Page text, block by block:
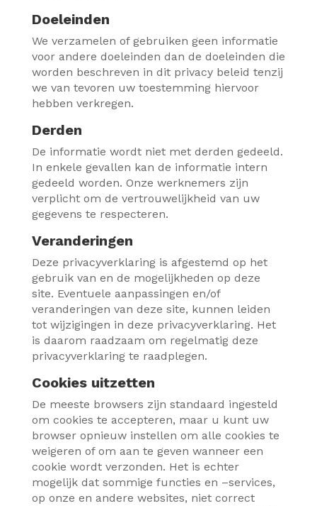
Doeleinden
We verzamelen of gebruiken geen informatie
voor andere doeleinden dan de doeleinden die
worden beschreven in dit privacy beleid tenzij
we van tevoren uw toestemming hiervoor
hebben verkregen.
Derden
De informatie wordt niet met derden gedeeld.
In enkele gevallen kan de informatie intern
gedeeld worden. Onze werknemers zijn
verplicht om de vertrouwelijkheid van uw
gegevens te respecteren.
Veranderingen
Deze privacyverklaring is afgestemd op het
gebruik van en de mogelijkheden op deze
site. Eventuele aanpassingen en/of
veranderingen van deze site, kunnen leiden
tot wijzigingen in deze privacyverklaring. Het
is daarom raadzaam om regelmatig deze
privacyverklaring te raadplegen.
Cookies uitzetten
De meeste browsers zijn standaard ingesteld
om cookies te accepteren, maar u kunt uw
browser opnieuw instellen om alle cookies te
weigeren of om aan te geven wanneer een
cookie wordt verzonden. Het is echter
mogelijk dat sommige functies en –services,
op onze en andere websites, niet correct